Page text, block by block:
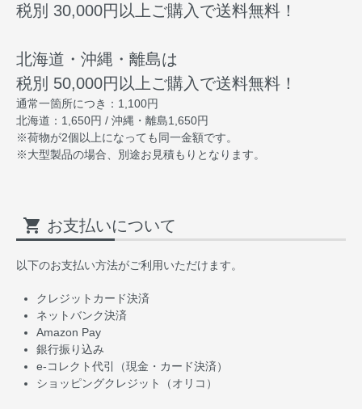
税別 30,000円以上ご購入で送料無料！
北海道・沖縄・離島は
税別 50,000円以上ご購入で送料無料！
通常一箇所につき：1,100円
北海道：1,650円 / 沖縄・離島1,650円
※荷物が2個以上になっても同一金額です。
※大型製品の場合、別途お見積もりとなります。
shopping_cart お支払いについて
以下のお支払い方法がご利用いただけます。
クレジットカード決済
ネットバンク決済
Amazon Pay
銀行振り込み
e-コレクト代引（現金・カード決済）
ショッピングクレジット（オリコ）